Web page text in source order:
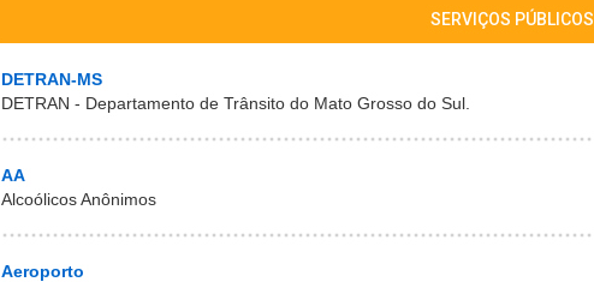
SERVIÇOS PÚBLICOS
DETRAN-MS
DETRAN - Departamento de Trânsito do Mato Grosso do Sul.
AA
Alcoólicos Anônimos
Aeroporto